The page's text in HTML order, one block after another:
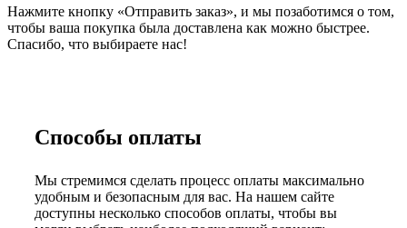
Нажмите кнопку «Отправить заказ», и мы позаботимся о том,
чтобы ваша покупка была доставлена как можно быстрее.
Спасибо, что выбираете нас!
Способы оплаты
Мы стремимся сделать процесс оплаты максимально
удобным и безопасным для вас. На нашем сайте
доступны несколько способов оплаты, чтобы вы